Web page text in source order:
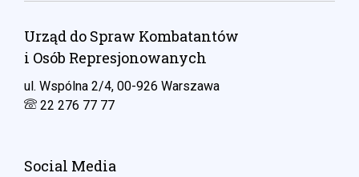
Urząd do Spraw Kombatantów
i Osób Represjonowanych
ul. Wspólna 2/4, 00-926 Warszawa
22 276 77 77
Social Media